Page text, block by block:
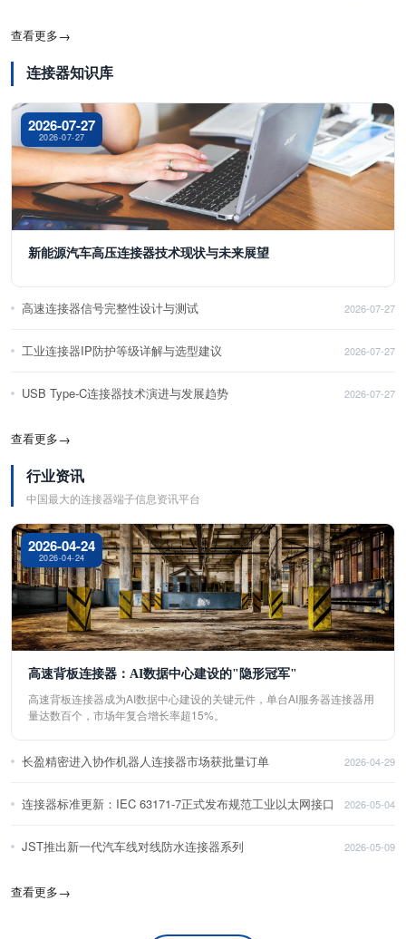
查看更多→
连接器知识库
2026-07-27
2026-07-27
新能源汽车高压连接器技术现状与未来展望
高速连接器信号完整性设计与测试 2026-07-27
工业连接器IP防护等级详解与选型建议 2026-07-27
USB Type-C连接器技术演进与发展趋势 2026-07-27
查看更多→
行业资讯
中国最大的连接器端子信息资讯平台
2026-04-24
2026-04-24
高速背板连接器：AI数据中心建设的"隐形冠军"
高速背板连接器成为AI数据中心建设的关键元件，单台AI服务器连接器用
量达数百个，市场年复合增长率超15%。
长盈精密进入协作机器人连接器市场获批量订单 2026-04-29
连接器标准更新：IEC 63171-7正式发布规范工业以太网接口 2026-05-04
JST推出新一代汽车线对线防水连接器系列 2026-05-09
查看更多→